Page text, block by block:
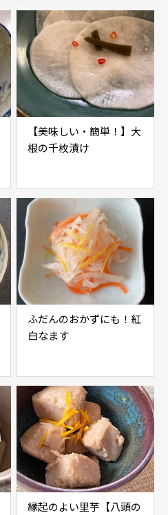
【美味しい・簡単！】大
根の千枚漬け
ふだんのおかずにも！紅
白なます
縁起のよい里芋【八頭の